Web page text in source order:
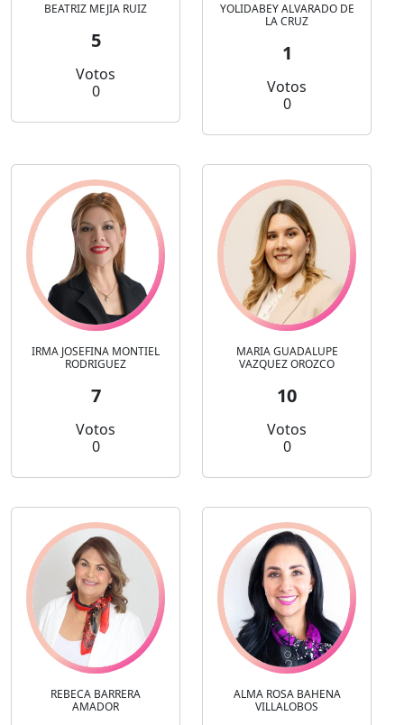
BEATRIZ MEJIA RUIZ
5
Votos
0
YOLIDABEY ALVARADO DE
LA CRUZ
1
Votos
0
IRMA JOSEFINA MONTIEL
RODRIGUEZ
7
Votos
0
MARIA GUADALUPE
VAZQUEZ OROZCO
10
Votos
0
REBECA BARRERA
AMADOR
ALMA ROSA BAHENA
VILLALOBOS